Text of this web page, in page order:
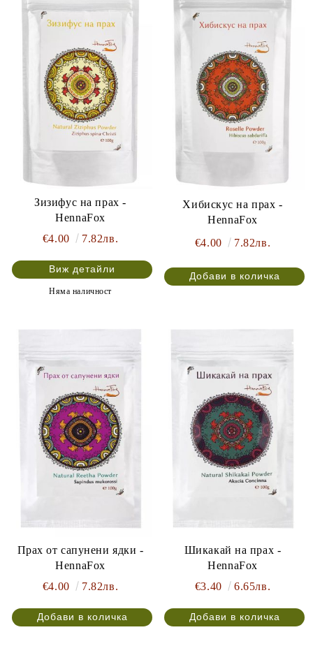
Зизифус на прах -
HennaFox
€4.00
7.82лв.
Виж детайли
Няма наличност
Хибискус на прах -
HennaFox
€4.00
7.82лв.
Прах от сапунени ядки -
HennaFox
€4.00
7.82лв.
Шикакай на прах -
HennaFox
€3.40
6.65лв.